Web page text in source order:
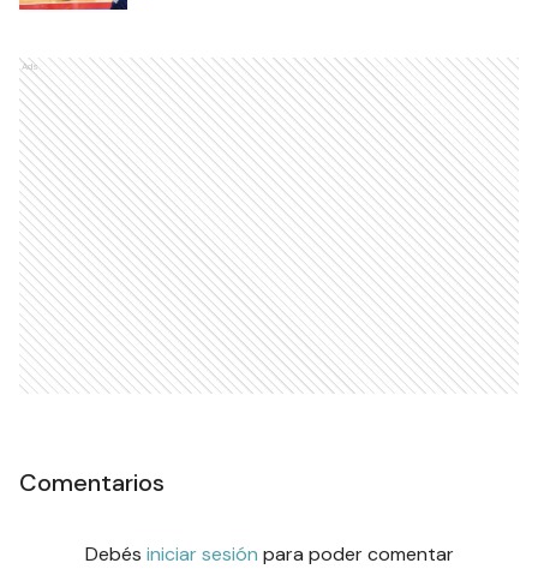
Ads
Comentarios
Debés iniciar sesión para poder comentar